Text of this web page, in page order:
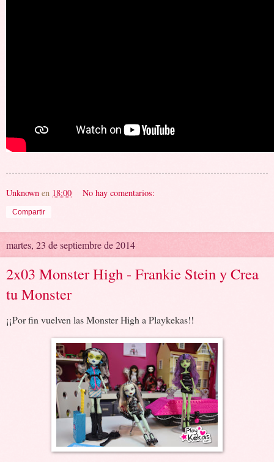
Unknown en 18:00 No hay comentarios:
Compartir
martes, 23 de septiembre de 2014
2x03 Monster High - Frankie Stein y Crea
tu Monster
¡¡Por fin vuelven las Monster High a Playkekas!!